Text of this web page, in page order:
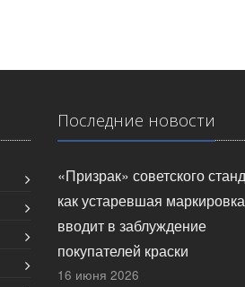
Последние новости
«Призрак» советского
как устаревшая маркировка
вводит в заблуждение
покупателей краски
16 июня 2026